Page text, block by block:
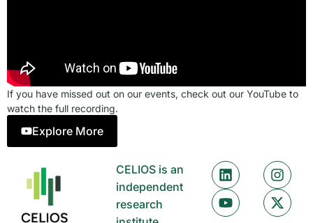
If you have missed out on our events, check out our YouTube to
watch the full recording.
Explore More
CELIOS is an
independent
research